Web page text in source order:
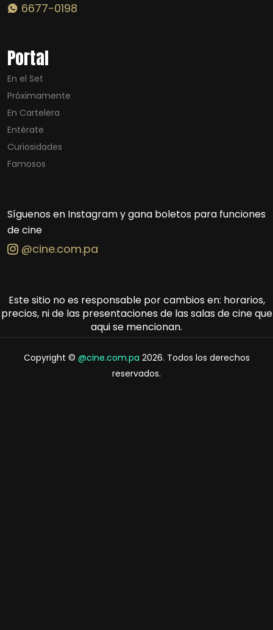
6677-0198
Portal
En el Set
Próximamente
En Cartelera
Entérate
Curiosidades
Famosos
Síguenos en Instagram y gana boletos para funciones
de cine
@cine.com.pa
Este sitio no es responsable por cambios en: horarios,
precios, ni de las presentaciones de las salas de cine que
aqui se mencionan.
Copyright © @cine.com.pa 2026. Todos los derechos
reservados.